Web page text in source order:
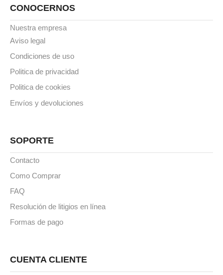
CONOCERNOS
Nuestra empresa
Aviso legal
Condiciones de uso
Politica de privacidad
Politica de cookies
Envíos y devoluciones
SOPORTE
Contacto
Como Comprar
FAQ
Resolución de litigios en línea
Formas de pago
CUENTA CLIENTE